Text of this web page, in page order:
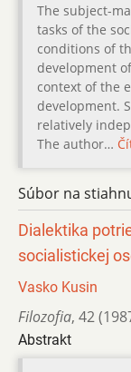
The subject-
tasks of the
conditions of
development
context of the
development.
relatively
The author…
Súbor na
Dialektika
socialistickej
Vasko Kusin
Filozofia, 42
Abstrakt